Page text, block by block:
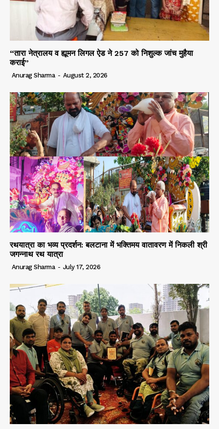
“तारा नेत्रालय व ह्यूमन लिगल ऐड ने 257 को निशुल्क जांच मुहैया
कराई”
Anurag Sharma - August 2, 2026
रथयात्रा का भव्य प्रदर्शन: बलटाना में भक्तिमय वातावरण में निकली श्री
जगन्नाथ रथ यात्रा
Anurag Sharma - July 17, 2026